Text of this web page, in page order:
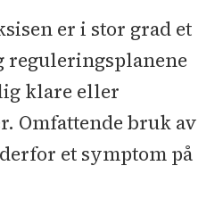
er i stor grad et
reguleringsplanene
klare eller
Omfattende bruk av
et symptom på